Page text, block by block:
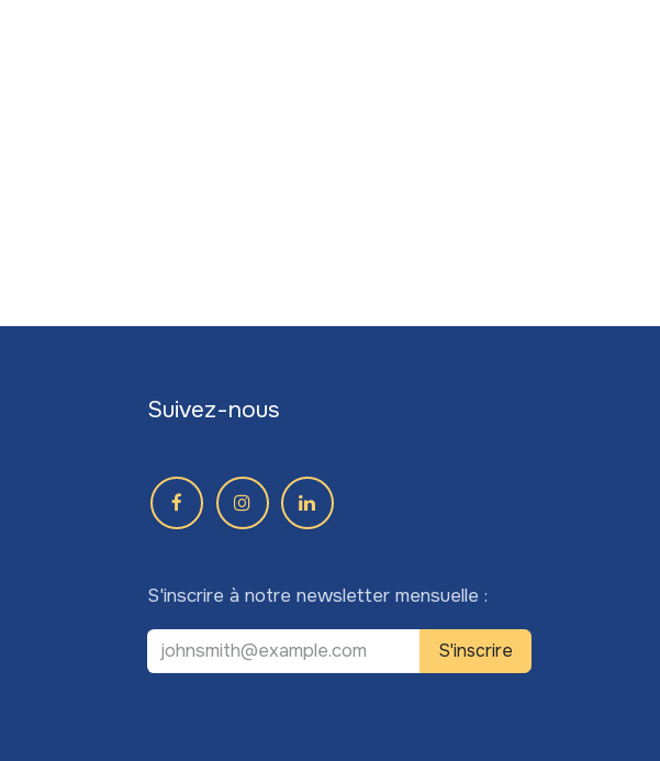
Suivez-nous
S'inscrire à notre newsletter mensuelle :
S'inscrire